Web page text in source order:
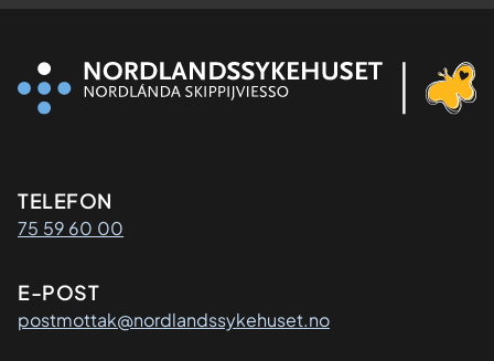
Kontaktinformasjon
TELEFON
75 59 60 00
E-POST
postmottak@nordlandssykehuset.no